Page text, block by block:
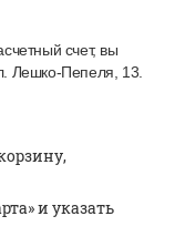
счет, вы
Лешко-Пепеля, 13.
и указать